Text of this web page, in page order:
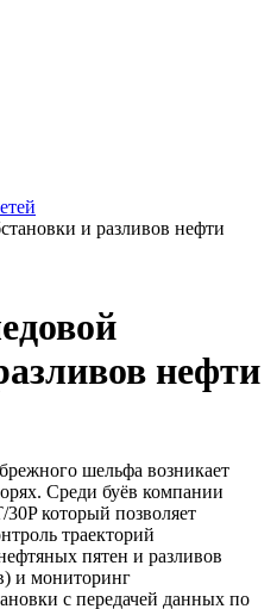
и разливов нефти
нефти
шельфа возникает
Среди буёв компании
который позволяет
траекторий
пятен и разливов
и мониторинг
с передачей данных по